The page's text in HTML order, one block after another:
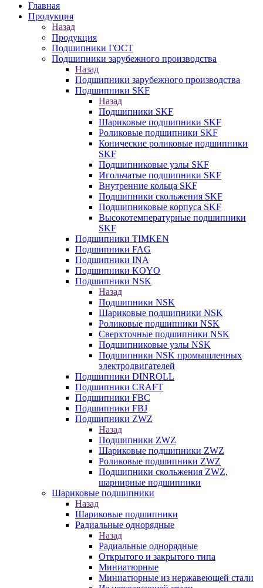
Главная
Продукция
Назад
Продукция
Подшипники ГОСТ
Подшипники зарубежного производства
Назад
Подшипники зарубежного производства
Подшипники SKF
Назад
Подшипники SKF
Шариковые подшипники SKF
Роликовые подшипники SKF
Конические роликовые подшипники
SKF
Подшипниковые узлы SKF
Игольчатые подшипники SKF
Внутренние кольца SKF
Подшипники скольжения SKF
Подшипниковые корпуса SKF
Высокотемпературные подшипники
SKF
Подшипники TIMKEN
Подшипники FAG
Подшипники INA
Подшипники KOYO
Подшипники NSK
Назад
Подшипники NSK
Шариковые подшипники NSK
Роликовые подшипники NSK
Сверхточные подшипники NSK
Подшипниковые узлы NSK
Подшипники NSK промышленных
электродвигателей
Подшипники DINROLL
Подшипники CRAFT
Подшипники FBC
Подшипники FBJ
Подшипники ZWZ
Назад
Подшипники ZWZ
Шариковые подшипники ZWZ
Роликовые подшипники ZWZ
Подшипники скольжения ZWZ,
шарнирные подшипники
Шариковые подшипники
Назад
Шариковые подшипники
Радиальные однорядные
Назад
Радиальные однорядные
Открытого и закрытого типа
Миниатюрные
Миниатюрные из нержавеющей стали